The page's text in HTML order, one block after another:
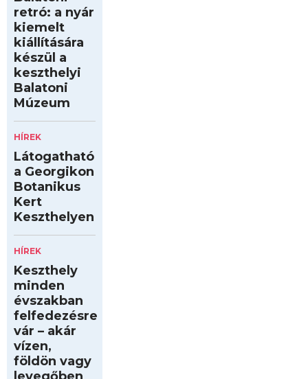
retró: a nyár
kiemelt
kiállítására
készül a
keszthelyi
Balatoni
Múzeum
HÍREK
Látogatható
a Georgikon
Botanikus
Kert
Keszthelyen
HÍREK
Keszthely
minden
évszakban
felfedezésre
vár – akár
vízen,
földön vagy